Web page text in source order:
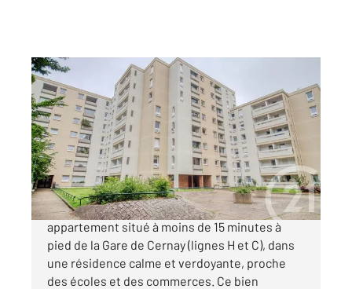
ERMONT 95
88,20 m2 , 4 pièces
Ref : 2029
Appartement F4 à vendre
259 000 €
CENTURY 21 Auréa vous présente un
appartement situé à moins de 15 minutes à
pied de la Gare de Cernay (lignes H et C), dans
une résidence calme et verdoyante, proche
des écoles et des commerces. Ce bien